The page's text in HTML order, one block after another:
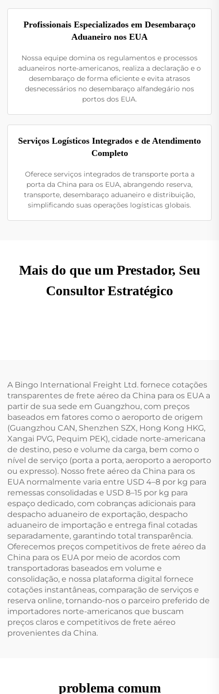
Profissionais Especializados em Desembaraço
Aduaneiro nos EUA
Nossa equipe domina os regulamentos e processos
aduaneiros norte-americanos, realiza a declaração e o
desembaraço de forma eficiente e evita atrasos
desnecessários no desembaraço alfandegário nos
portos dos EUA.
Serviços Logísticos Integrados e de Atendimento
Completo
Oferece serviços integrados de transporte porta a
porta da China para os EUA, abrangendo reserva,
transporte, desembaraço aduaneiro e distribuição,
simplificando suas operações logísticas globais.
Mais do que um Prestador, Seu
Consultor Estratégico
A Bingo International Freight Ltd. fornece cotações
transparentes de frete aéreo da China para os EUA a
partir de sua sede em Guangzhou, com preços
baseados em fatores como o aeroporto de origem
(Guangzhou CAN, Shenzhen SZX, Hong Kong HKG,
Xangai PVG, Pequim PEK), cidade norte-americana
de destino, peso e volume da carga, bem como o
nível de serviço (porta a porta, aeroporto a aeroporto
ou expresso). Nosso frete aéreo da China para os
EUA normalmente varia entre USD 4–8 por kg para
remessas consolidadas e USD 8–15 por kg para
espaço dedicado, com cobranças adicionais para
despacho aduaneiro de exportação, despacho
aduaneiro de importação e entrega final cotadas
separadamente, garantindo total transparência.
Oferecemos preços competitivos de frete aéreo da
China para os EUA por meio de acordos com
transportadoras baseados em volume e
consolidação, e nossa plataforma digital fornece
cotações instantâneas, comparação de serviços e
reserva online, tornando-nos o parceiro preferido de
importadores norte-americanos que buscam
preços claros e competitivos de frete aéreo
provenientes da China.
problema comum